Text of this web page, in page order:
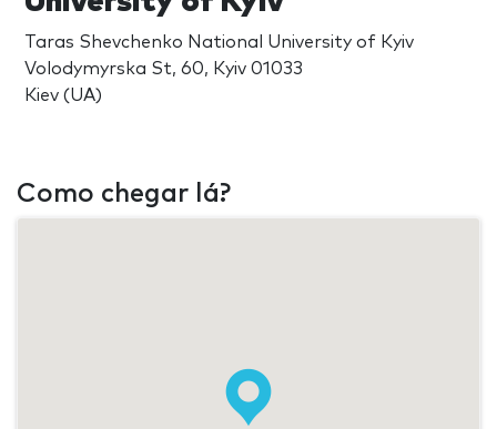
Taras Shevchenko National University of Kyiv
Volodymyrska St, 60, Kyiv 01033
Kiev (UA)
Como chegar lá?